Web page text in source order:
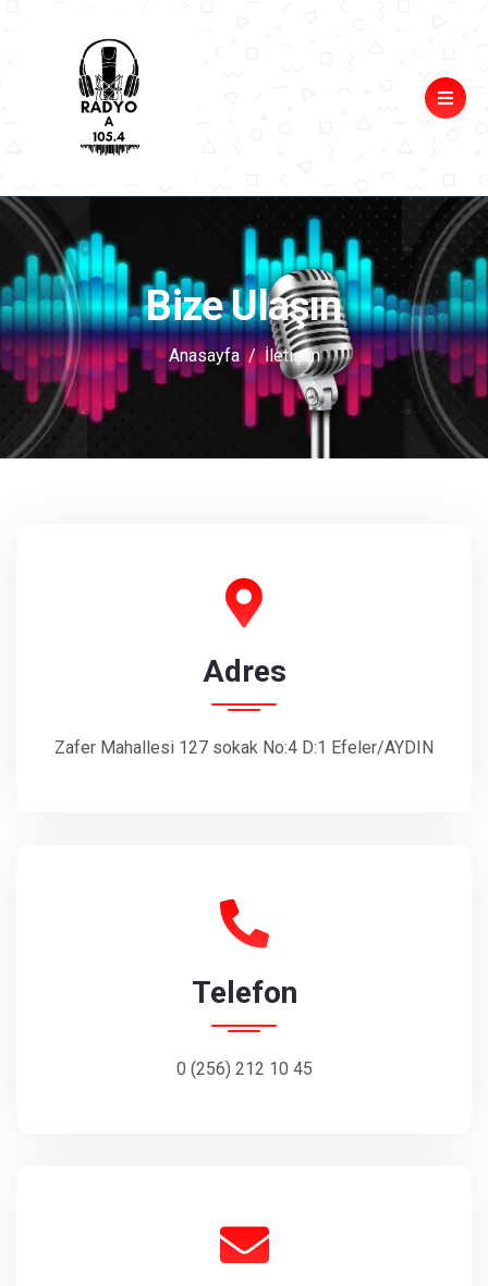
Bize Ulaşın
Anasayfa İletişim
Adres
Zafer Mahallesi 127 sokak No:4 D:1 Efeler/AYDIN
Telefon
0 (256) 212 10 45